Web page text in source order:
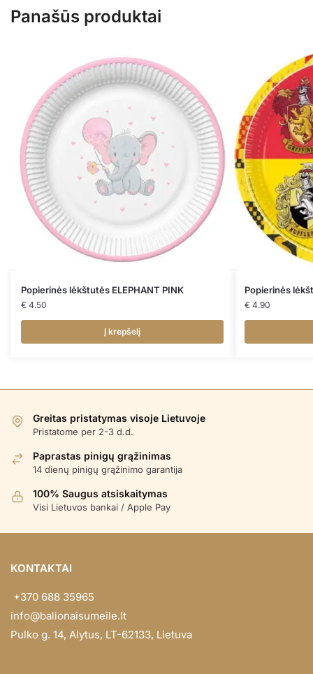
Panašūs produktai
Popierinės lėkštutės ELEPHANT PINK
€ 4.50
Į krepšelį
Popierinės
€ 4.90
Greitas pristatymas visoje Lietuvoje
Pristatome per 2-3 d.d.
Paprastas pinigų grąžinimas
14 dienų pinigų grąžinimo garantija
100% Saugus atsiskaitymas
Visi Lietuvos bankai / Apple Pay
KONTAKTAI
+370 688 35965
info@balionaisumeile.lt
Pulko g. 14, Alytus, LT-62133, Lietuva